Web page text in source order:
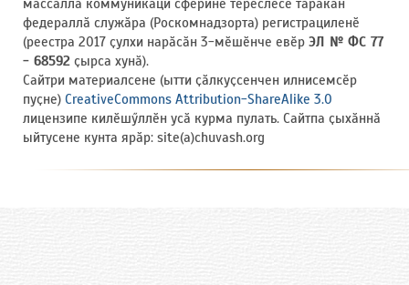
массӑллӑ коммуникаци сферине тӗрӗслесе тӑракан
федераллӑ служӑра (Роскомнадзорта) регистрациленӗ
(реестра 2017 ҫулхи нарӑсӑн 3-мӗшӗнче евӗр ЭЛ № ФС 77
- 68592 ҫырса хунӑ).
Сайтри материалсене (ытти ҫӑлкуҫсенчен илнисемсӗр
пуҫне) CreativeCommons Attribution-ShareAlike 3.0
лицензипе килӗшӳллӗн усӑ курма пулать. Сайтпа ҫыхӑннӑ
ыйтусене кунта ярӑр: site(a)chuvash.org